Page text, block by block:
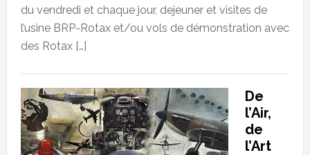
du vendredi et chaque jour, dejeuner et visites de
l’usine BRP-Rotax et/ou vols de démonstration avec
des Rotax […]
De
l’Air,
de
l’Art